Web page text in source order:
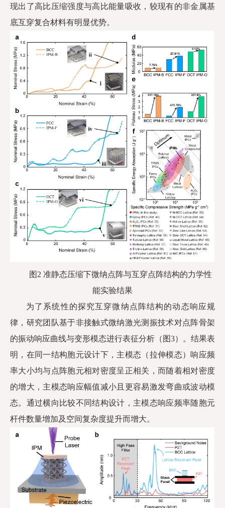
现出了高比压缩强度与高比能量吸收，较现有的非金属基
底互穿复合材料有明显优势。
图2 准静态压缩下微纳点阵与互穿点阵结构的力学性
能实验结果
为了系统性的探究互穿微纳点阵结构的动态响应规
律，研究团队基于非接触式微纳激光测振技术对点阵骨架
的振动响应曲线与变形模态进行表征分析（图3）。结果表
明，在同一结构胞元设计下，主模态（拉伸模态）响应频
率大小均与点阵胞元相对密度呈正相关，而随着相对密度
的增大，主模态响应幅值减小且更容易激发弯曲或波动模
态。通过横向比较不同结构设计，主模态响应频率随胞元
杆件数量增加及空间复杂度提升而增大。